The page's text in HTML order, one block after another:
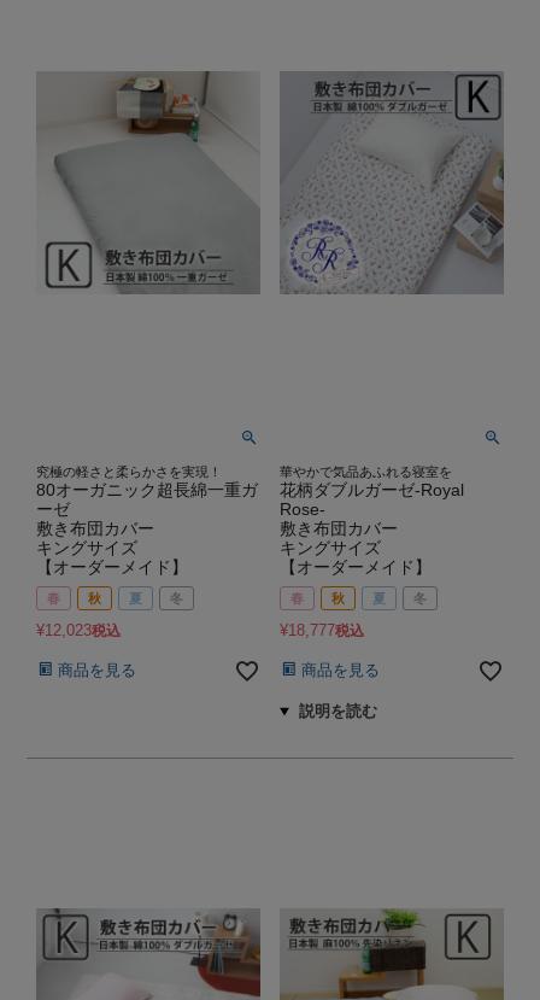
究極の軽さと柔らかさを実現！
80オーガニック超長綿一重ガ
ーゼ
敷き布団カバー
キングサイズ
【オーダーメイド】
春 秋 夏 冬
¥12,023税込
商品を見る
華やかで気品あふれる寝室を
花柄ダブルガーゼ-Royal
Rose-
敷き布団カバー
キングサイズ
【オーダーメイド】
春 秋 夏 冬
¥18,777税込
商品を見る